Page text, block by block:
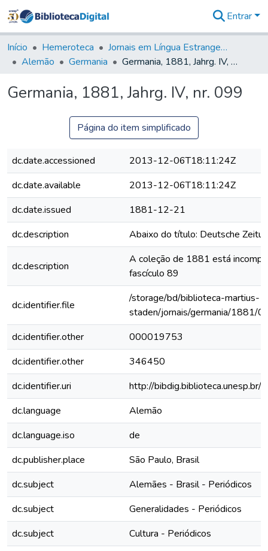
&
Coleções
Tudo na
Digital
Entrar
Início Hemeroteca
Jornais em Língua Estrangeira
Alemão
Germania Germania, 1881, Jahrg. IV, nr. 099
Germania, 1881, Jahrg. IV, nr. 099
Página do item simplificado
dc.date.accessioned
2013-12-06T18:11:24Z
dc.date.available
2013-12-06T18:11:24Z
dc.date.issued
1881-12-21
dc.description
Abaixo do título: Deutsche
dc.description
A coleção de 1881 está
fascículo 89
dc.identifier.file
/storage/bd/biblioteca-martius-
staden/jornais/germania/1881/
dc.identifier.other
000019753
dc.identifier.other
346450
dc.identifier.uri
http://
dc.language
Alemão
dc.language.iso
de
dc.publisher.place
São Paulo, Brasil
dc.subject
Alemães - Brasil - Periódicos
dc.subject
Generalidades - Periódicos
dc.subject
Cultura - Periódicos